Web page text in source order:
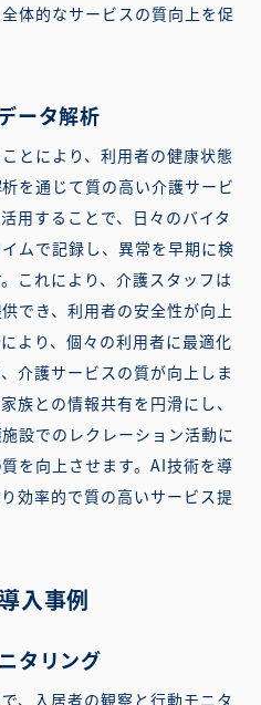
体的なサービスの質向上を促
ータ解析
とにより、利用者の健康状態
を通じて質の高い介護サービ
用することで、日々のバイタ
ムで記録し、異常を早期に検
これにより、介護スタッフは
でき、利用者の安全性が向上
より、個々の利用者に最適化
介護サービスの質が向上しま
族との情報共有を円滑にし、
設でのレクレーション活動に
を向上させます。AI技術を導
効率的で質の高いサービス提
入事例
タリング
、入居者の観察と行動モニタ